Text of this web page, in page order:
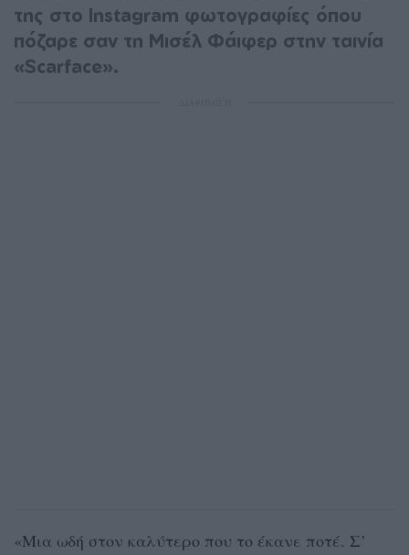
της στο Instagram φωτογραφίες όπου
πόζαρε σαν τη Μισέλ Φάιφερ στην ταινία
«Scarface».
«Μια ωδή στον καλύτερο που το έκανε ποτέ. Σ’